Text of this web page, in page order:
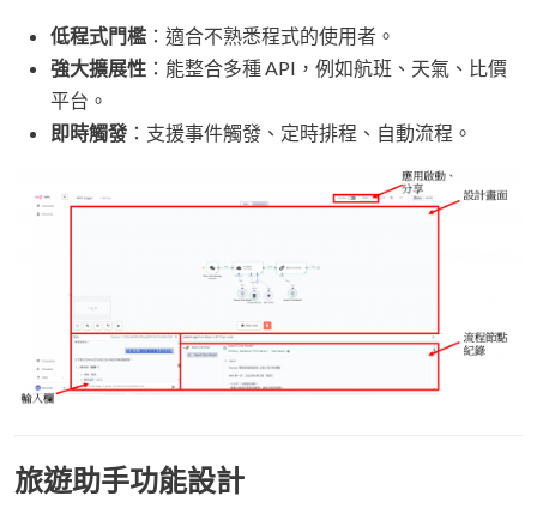
低程式門檻 ：適合不熟悉程式的使用者。
強大擴展性 ：能整合多種 API，例如航班、天氣、比價
平台。
即時觸發 ：支援事件觸發、定時排程、自動流程。
旅遊助手功能設計